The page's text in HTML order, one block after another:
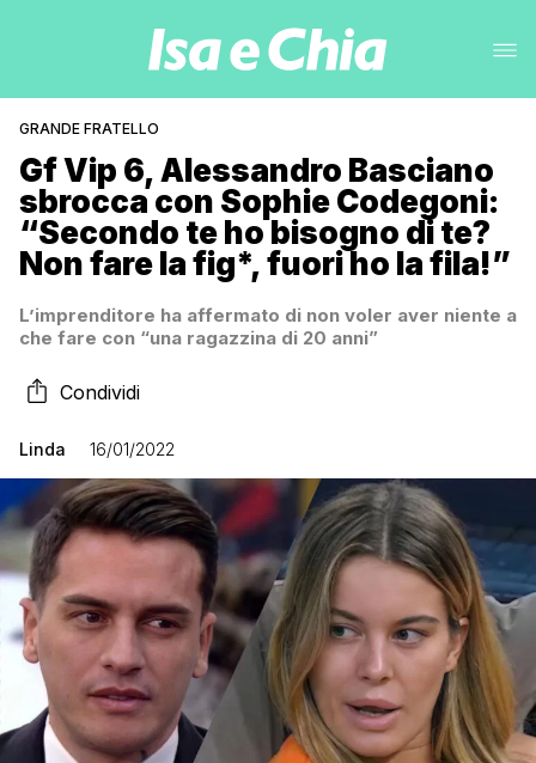
GRANDE FRATELLO
Gf Vip 6, Alessandro Basciano
sbrocca con Sophie Codegoni:
“Secondo te ho bisogno di te?
Non fare la fig*, fuori ho la fila!”
L’imprenditore ha affermato di non voler aver niente a
che fare con “una ragazzina di 20 anni”
Condividi
Linda 16/01/2022